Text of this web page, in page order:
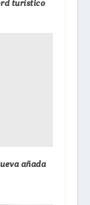
turístico
añada